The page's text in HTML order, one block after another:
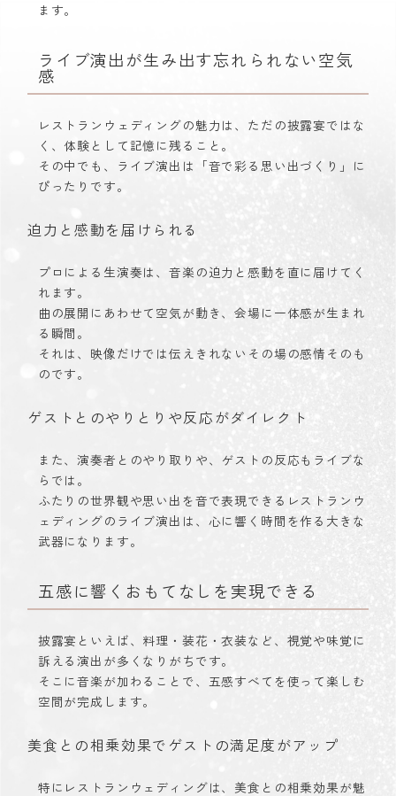
ます。
ライブ演出が生み出す忘れられない空気
感
レストランウェディングの魅力は、ただの披露宴ではな
く、体験として記憶に残ること。
その中でも、ライブ演出は「音で彩る思い出づくり」に
ぴったりです。
迫力と感動を届けられる
プロによる生演奏は、音楽の迫力と感動を直に届けてく
れます。
曲の展開にあわせて空気が動き、会場に一体感が生まれ
る瞬間。
それは、映像だけでは伝えきれないその場の感情そのも
のです。
ゲストとのやりとりや反応がダイレクト
また、演奏者とのやり取りや、ゲストの反応もライブな
らでは。
ふたりの世界観や思い出を音で表現できるレストランウ
ェディングのライブ演出は、心に響く時間を作る大きな
武器になります。
五感に響くおもてなしを実現できる
披露宴といえば、料理・装花・衣装など、視覚や味覚に
訴える演出が多くなりがちです。
そこに音楽が加わることで、五感すべてを使って楽しむ
空間が完成します。
美食との相乗効果でゲストの満足度がアップ
特にレストランウェディングは、美食との相乗効果が魅